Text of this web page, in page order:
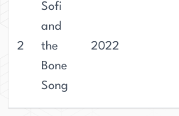
2
Sofi
and
the
Bone
Song
2022